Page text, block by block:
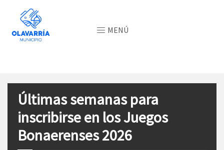
MENÚ
Últimas semanas para
inscribirse en los Juegos
Bonaerenses 2026